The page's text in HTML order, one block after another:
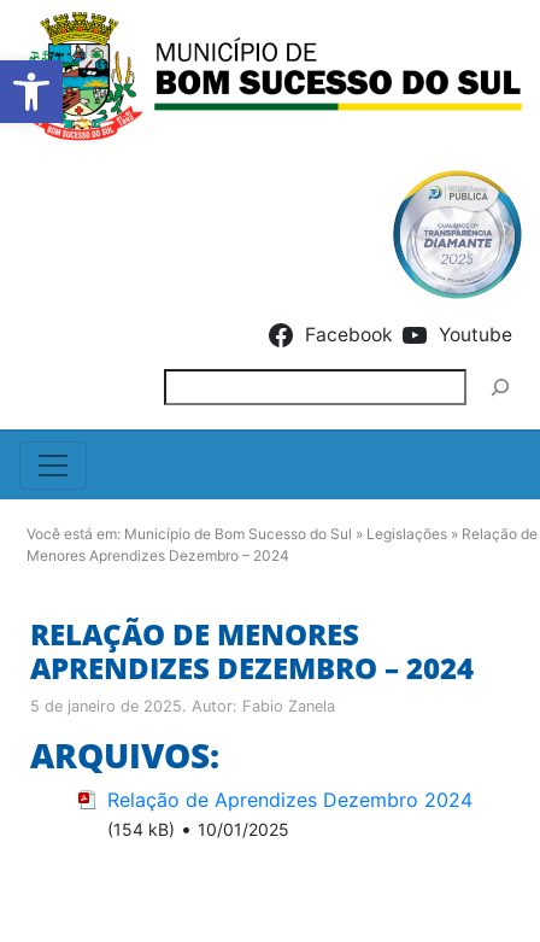
Barra de Ferramentas
Facebook Youtube
Você está em: Município de Bom Sucesso do Sul » Legislações » Relação de
Menores Aprendizes Dezembro – 2024
RELAÇÃO DE MENORES
APRENDIZES DEZEMBRO – 2024
5 de janeiro de 2025. Autor: Fabio Zanela
ARQUIVOS:
Relação de Aprendizes Dezembro 2024
(154 kB) • 10/01/2025